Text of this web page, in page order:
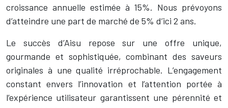
croissance annuelle estimée à 15%. Nous prévoyons
d’atteindre une part de marché de 5% d’ici 2 ans.
Le succès d’Aisu repose sur une offre unique,
gourmande et sophistiquée, combinant des saveurs
originales à une qualité irréprochable. L’engagement
constant envers l’innovation et l’attention portée à
l’expérience utilisateur garantissent une pérennité et